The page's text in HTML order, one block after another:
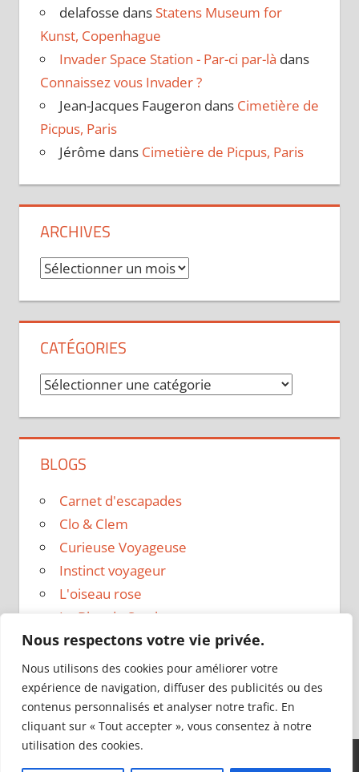
Nous respectons votre vie privée.
Nous utilisons des cookies pour améliorer votre
expérience de navigation, diffuser des publicités ou des
contenus personnalisés et analyser notre trafic. En
cliquant sur « Tout accepter », vous consentez à notre
utilisation des cookies.
delafosse dans Statens Museum for
Kunst, Copenhague
Invader Space Station - Par-ci par-là dans
Connaissez vous Invader ?
Jean-Jacques Faugeron dans Cimetière de
Picpus, Paris
Jérôme dans Cimetière de Picpus, Paris
ARCHIVES
Archives
CATÉGORIES
Catégories
BLOGS
Carnet d'escapades
Clo & Clem
Curieuse Voyageuse
Instinct voyageur
L'oiseau rose
Le Blog de Sarah
Le sac a dos
Madame Oreille
Voyages et Vagabondages